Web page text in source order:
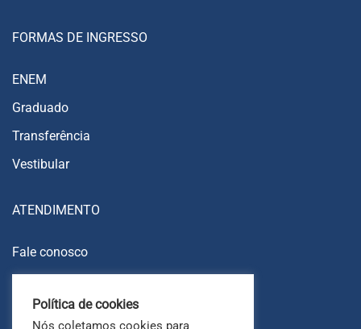
FORMAS DE INGRESSO
ENEM
Graduado
Transferência
Vestibular
ATENDIMENTO
Fale conosco
Ouvidoria
Política de cookies
Nós coletamos cookies para